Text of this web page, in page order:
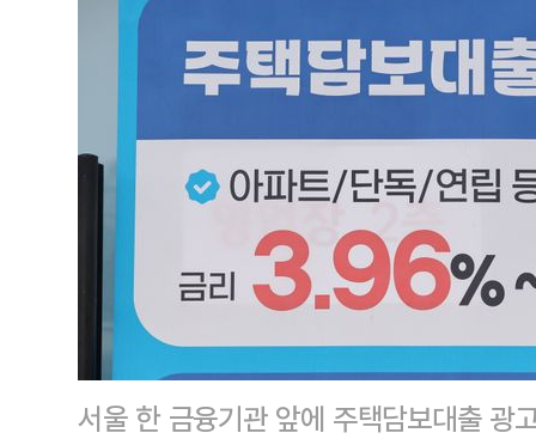
서울 한 금융기관 앞에 주택담보대출